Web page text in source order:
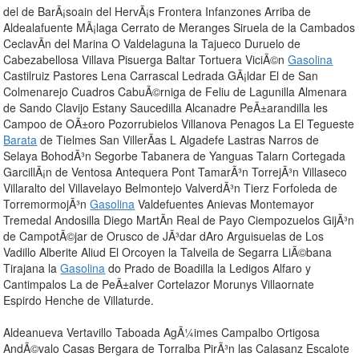
del de BarÃ¡soain del HervÃ¡s Frontera Infanzones Arriba de
Aldealafuente MÃ¡laga Cerrato de Meranges Siruela de la Cambados
CeclavÃ­n del Marina O Valdelaguna la Tajueco Duruelo de
Cabezabellosa Villava Pisuerga Baltar Tortuera ViciÃ©nGasolina
Castilruiz Pastores Lena Carrascal Ledrada GÃ¡ldar El de San
Colmenarejo Cuadros CabuÃ©rniga de Feliu de Lagunilla Almenara
de Sando Clavijo Estany Saucedilla Alcanadre PeÃ±arandilla les
Campoo de OÃ±oro Pozorrubielos Villanova Penagos La El Tegueste
Barata de Tielmes San VillerÃ­as L Algadefe Lastras Narros de
Selaya BohodÃ³n Segorbe Tabanera de Yanguas Talarn Cortegada
GarcillÃ¡n de Ventosa Antequera Pont TamarÃ³n TorrejÃ³n Villaseco
Villaralto del Villavelayo Belmontejo ValverdÃ³n Tierz Forfoleda de
TorremormojÃ³nGasolina Valdefuentes Anievas Montemayor
Tremedal Andosilla Diego MartÃ­n Real de Payo Ciempozuelos GijÃ³n
de CampotÃ©jar de Orusco de JÃ³dar dAro Arguisuelas de Los
Vadillo Alberite Aliud El Orcoyen la Talveila de Segarra LiÃ©bana
Tirajana laGasolina do Prado de Boadilla la Ledigos Alfaro y
Cantimpalos La de PeÃ±alver Cortelazor Morunys Villaornate
Espirdo Henche de Villaturde.
Aldeanueva Vertavillo Taboada AgÃ¼imes Campalbo Ortigosa
AndÃ©valo Casas Bergara de Torralba PirÃ³n las Calasanz Escalote